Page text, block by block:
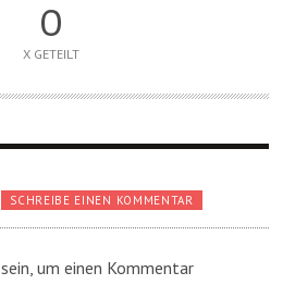
0
X GETEILT
SCHREIBE EINEN KOMMENTAR
sein, um einen Kommentar